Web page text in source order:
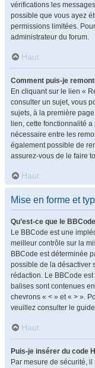
vérifications les
possible que vous ayez
permissions limitées.
administrateur du forum.
Haut
Comment puis-je
En cliquant sur le lien «
consulter un sujet, vous
sujets, à la première
lien, cette fonctionnalité
nécessaire entre les
également possible de
assurez-vous de le faire
Haut
Mise en forme et
Qu’est-ce que le
Le BBCode est une
meilleur contrôle sur la
BBCode est déterminée
possible de la désactiver
rédaction. Le BBCode
balises sont contenues
chevrons « < » et « > ».
veuillez consulter le
Haut
Puis-je insérer du code
Par mesure de sécurité, il